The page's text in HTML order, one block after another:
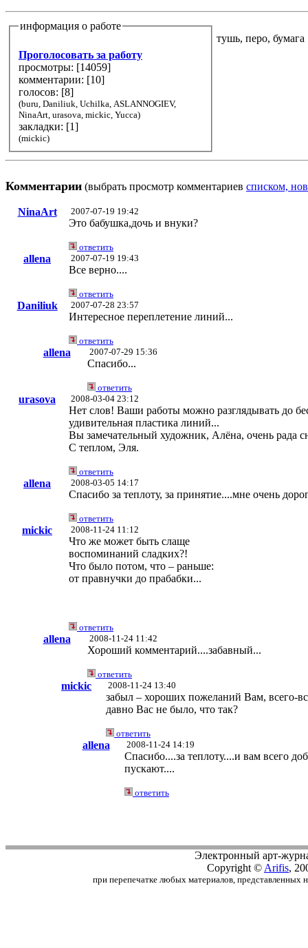
информация о работе
Проголосовать за работу
просмотры: [14059]
комментарии: [10]
голосов: [8]
(buru, Daniliuk, Uchilka, ASLANNOGIEV,
NinaArt, urasova, mickic, Yucca)
закладки: [1]
(mickic)
тушь, перо, бумага
Комментарии (выбрать просмотр комментариев списком,
NinaArt 2007-07-19 19:42
Это бабушка,дочь и внуки?
ответить
allena 2007-07-19 19:43
Все верно....
ответить
Daniliuk 2007-07-28 23:57
Интересное переплетение линий...
ответить
allena 2007-07-29 15:36
Cпасибо...
ответить
urasova 2008-03-04 23:12
Нет слов! Ваши работы можно разглядывать до
удивительная пластика линий...
Вы замечательный художник, Алёна, очень рада
С теплом, Эля.
ответить
allena 2008-03-05 14:17
Спасибо за теплоту, за принятие....мне очень
ответить
mickic 2008-11-24 11:12
Что же может быть слаще
воспоминаний сладких?!
Что было потом, что – раньше:
от правнучки до прабабки...
ответить
allena 2008-11-24 11:42
Хороший комментарий....забавный...
ответить
mickic 2008-11-24 13:40
забыл – хороших пожеланий Вам, всего-
давно Вас не было, что так?
ответить
allena 2008-11-24 14:19
Спасибо....за теплоту....и вам всего
пускают....
ответить
Электронный арт-
Copyright © Arifis,
при перепечатке любых материалов, представленных